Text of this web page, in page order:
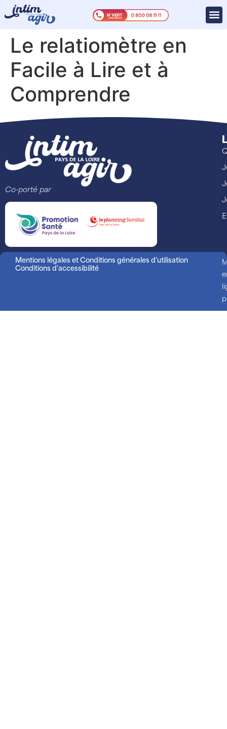
Le relatiomètre en
Facile à Lire et à
Comprendre
Co-porté par
Mentions légales et Conditions générales d'utilisation
Conditions d'accessibilité